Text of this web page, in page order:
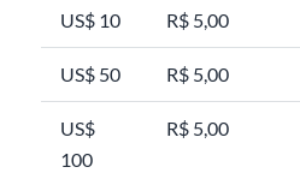
US$ 10 R$ 5,00
US$ 50 R$ 5,00
US$
100
R$ 5,00